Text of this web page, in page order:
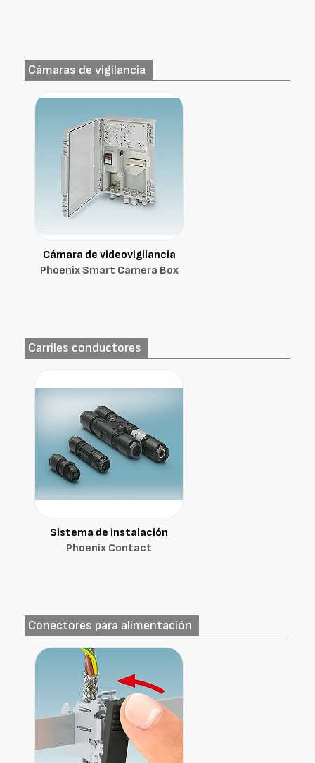
Cámaras de vigilancia
Cámara de videovigilancia
Phoenix Smart Camera Box
Carriles conductores
Sistema de instalación
Phoenix Contact
Conectores para alimentación